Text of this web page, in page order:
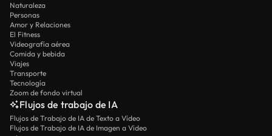
Naturaleza
Personas
Amor y Relaciones
El Fitness
Videografía aérea
Comida y bebida
Viajes
Transporte
Tecnología
Zoom de fondo virtual
Flujos de trabajo de IA
Flujos de Trabajo de IA de Texto a Vídeo
Flujos de Trabajo de IA de Imagen a Vídeo